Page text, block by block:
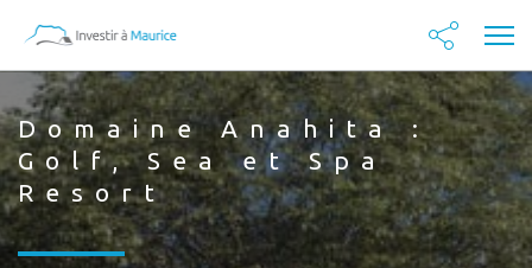
Domaine Anahita :
Golf, Sea et Spa
Resort